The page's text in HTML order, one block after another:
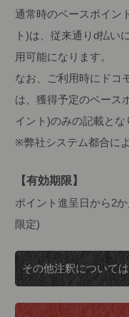
通常時のベースポイン
ト)は、従来通りd払い
用可能になります。
なお、ご利用時にドコ
は、獲得予定のベース
イント)のみの記載とな
※弊社システム都合に
【有効期限】
ポイント進呈日から2
限定)
その他注釈について